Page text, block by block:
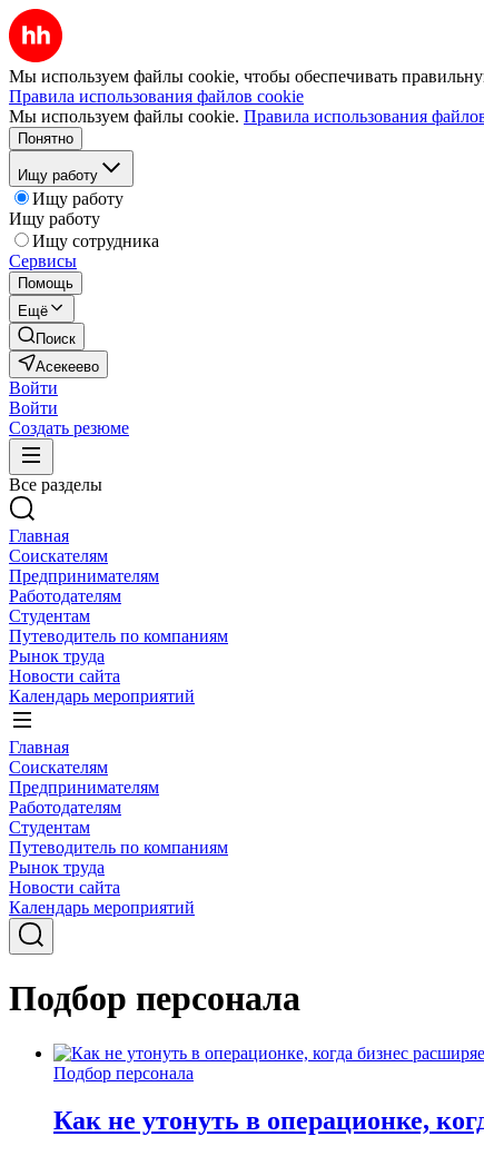
Мы используем файлы cookie, чтобы обеспечивать
Правила использования файлов cookie
Мы используем файлы cookie. Правила использования
Понятно
Ищу работу
Ищу работу
Ищу работу
Ищу сотрудника
Сервисы
Помощь
Ещё
Поиск
Асекеево
Войти
Войти
Создать резюме
Все разделы
Главная
Соискателям
Предпринимателям
Работодателям
Студентам
Путеводитель по компаниям
Рынок труда
Новости сайта
Календарь мероприятий
Главная
Соискателям
Предпринимателям
Работодателям
Студентам
Путеводитель по компаниям
Рынок труда
Новости сайта
Календарь мероприятий
Подбор персонала
Подбор персонала
Как не утонуть в операционке,